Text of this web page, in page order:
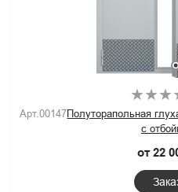
Арт.00147Полуторапольная
с
от 22